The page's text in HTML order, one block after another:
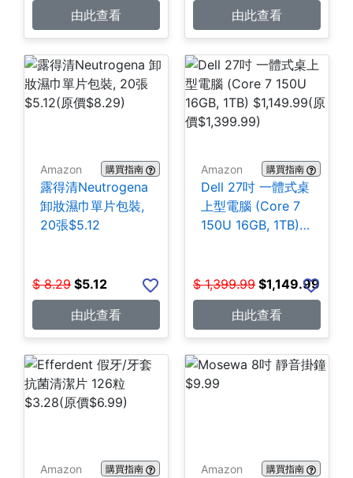
由此查看
由此查看
Amazon 購買指南
露得清Neutrogena
卸妝濕巾單片包裝,
20張$5.12
$ 8.29 $5.12
由此查看
Amazon 購買指南
Dell 27吋 一體式桌
上型電腦 (Core 7
150U 16GB, 1TB)
$ 1,399.99 $1,149.99
由此查看
Amazon 購買指南 Amazon 購買指南